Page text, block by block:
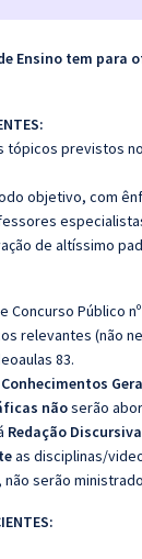
Ensino tem para
tópicos previstos
objetivo, com
de altíssimo
Concurso Público
relevantes (não
83.
Conhecimentos
nãoserão
Redação
as disciplinas/
serão